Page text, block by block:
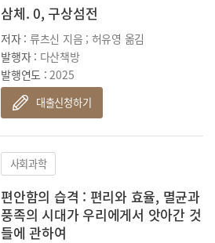
삼체. 0, 구상섬전
저자 : 류츠신 지음 ; 허유영 옮김
발행자 : 다산책방
발행연도 :2025
대출신청하기
사회과학
편안함의 습격 : 편리와 효율, 멸균과
풍족의 시대가 우리에게서 앗아간 것
들에 관하여